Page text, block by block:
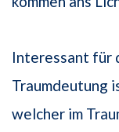
Interessant für
Traumdeutung
welcher im